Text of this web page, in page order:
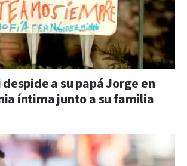
a su papá Jorge en
íntima junto a su familia